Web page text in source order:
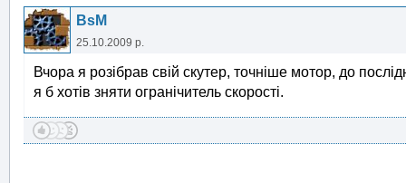
BsM
25.10.2009 р.
Вчора я розібрав свій скутер, точніше мотор, до
я б хотів зняти огранічитель скорості.